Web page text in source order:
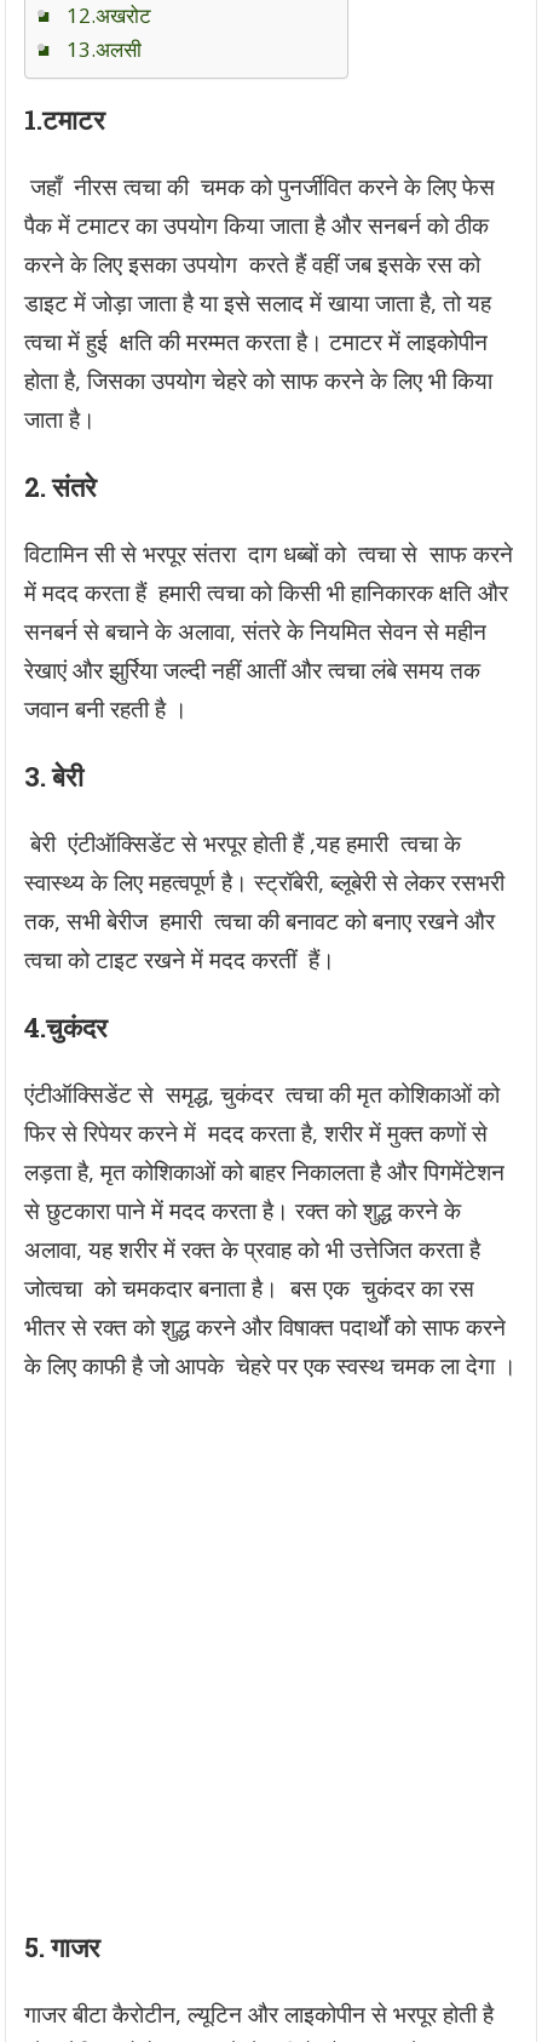
12.अखरोट
13.अलसी
1.टमाटर
जहाँ नीरस त्वचा की चमक को पुनर्जीवित करने के लिए फेस
पैक में टमाटर का उपयोग किया जाता है और सनबर्न को ठीक
करने के लिए इसका उपयोग करते हैं वहीं जब इसके रस को
डाइट में जोड़ा जाता है या इसे सलाद में खाया जाता है, तो यह
त्वचा में हुई क्षति की मरम्मत करता है। टमाटर में लाइकोपीन
होता है, जिसका उपयोग चेहरे को साफ करने के लिए भी किया
जाता है।
2. संतरे
विटामिन सी से भरपूर संतरा दाग धब्बों को त्वचा से साफ करने
में मदद करता हैं हमारी त्वचा को किसी भी हानिकारक क्षति और
सनबर्न से बचाने के अलावा, संतरे के नियमित सेवन से महीन
रेखाएं और झुर्रिया जल्दी नहीं आतीं और त्वचा लंबे समय तक
जवान बनी रहती है ।
3.बेरी
बेरी एंटीऑक्सिडेंट से भरपूर होती हैं ,यह हमारी त्वचा के
स्वास्थ्य के लिए महत्वपूर्ण है। स्ट्रॉबेरी, ब्लूबेरी से लेकर रसभरी
तक, सभी बेरीज हमारी त्वचा की बनावट को बनाए रखने और
त्वचा को टाइट रखने में मदद करतीं हैं।
4.चुकंदर
एंटीऑक्सिडेंट से समृद्ध, चुकंदर त्वचा की मृत कोशिकाओं को
फिर से रिपेयर करने में मदद करता है, शरीर में मुक्त कणों से
लड़ता है, मृत कोशिकाओं को बाहर निकालता है और पिगमेंटेशन
से छुटकारा पाने में मदद करता है। रक्त को शुद्ध करने के
अलावा, यह शरीर में रक्त के प्रवाह को भी उत्तेजित करता है
जोत्वचा को चमकदार बनाता है। बस एक चुकंदर का रस
भीतर से रक्त को शुद्ध करने और विषाक्त पदार्थों को साफ करने
के लिए काफी है जो आपके चेहरे पर एक स्वस्थ चमक ला देगा ।
5.गाजर
गाजर बीटा कैरोटीन, ल्यूटिन और लाइकोपीन से भरपूर होती है